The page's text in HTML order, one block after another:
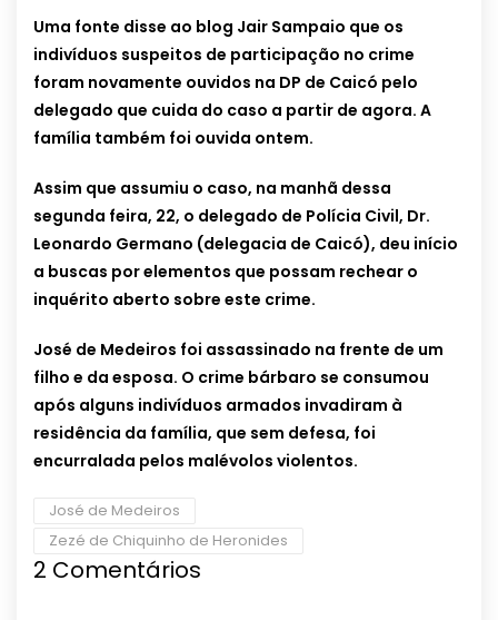
Uma fonte disse ao blog Jair Sampaio que os
indivíduos suspeitos de participação no crime
foram novamente ouvidos na DP de Caicó pelo
delegado que cuida do caso a partir de agora. A
família também foi ouvida ontem.
Assim que assumiu o caso, na manhã dessa
segunda feira, 22, o delegado de Polícia Civil, Dr.
Leonardo Germano (delegacia de Caicó), deu início
a buscas por elementos que possam rechear o
inquérito aberto sobre este crime.
José de Medeiros foi assassinado na frente de um
filho e da esposa. O crime bárbaro se consumou
após alguns indivíduos armados invadiram à
residência da família, que sem defesa, foi
encurralada pelos malévolos violentos.
José de Medeiros
Zezé de Chiquinho de Heronides
2 Comentários